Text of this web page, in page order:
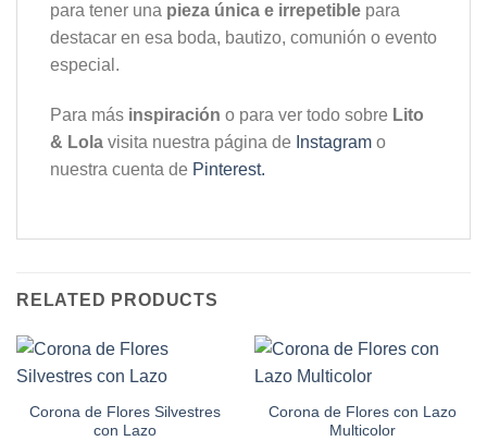
para tener una pieza única e irrepetible para
destacar en esa boda, bautizo, comunión o evento
especial.
Para más inspiración o para ver todo sobre Lito
& Lola visita nuestra página de Instagram o
nuestra cuenta de Pinterest.
RELATED PRODUCTS
Corona de Flores Silvestres
con Lazo
Corona de Flores con Lazo
Multicolor